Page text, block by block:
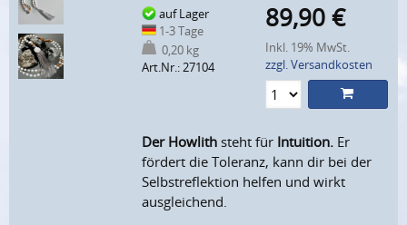
auf Lager
1-3 Tage
0,20 kg
Art.Nr.: 27104
89,90 €
Inkl. 19% MwSt.
zzgl. Versandkosten
Der Howlithsteht für Intuition. Er
fördert die Toleranz, kann dir bei der
Selbstreflektion helfen und wirkt
ausgleichend.